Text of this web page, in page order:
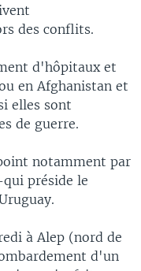
des conflits.
d'hôpitaux et
en Afghanistan et
elles sont
de guerre.
notamment par
préside le
à Alep (nord de
d'un